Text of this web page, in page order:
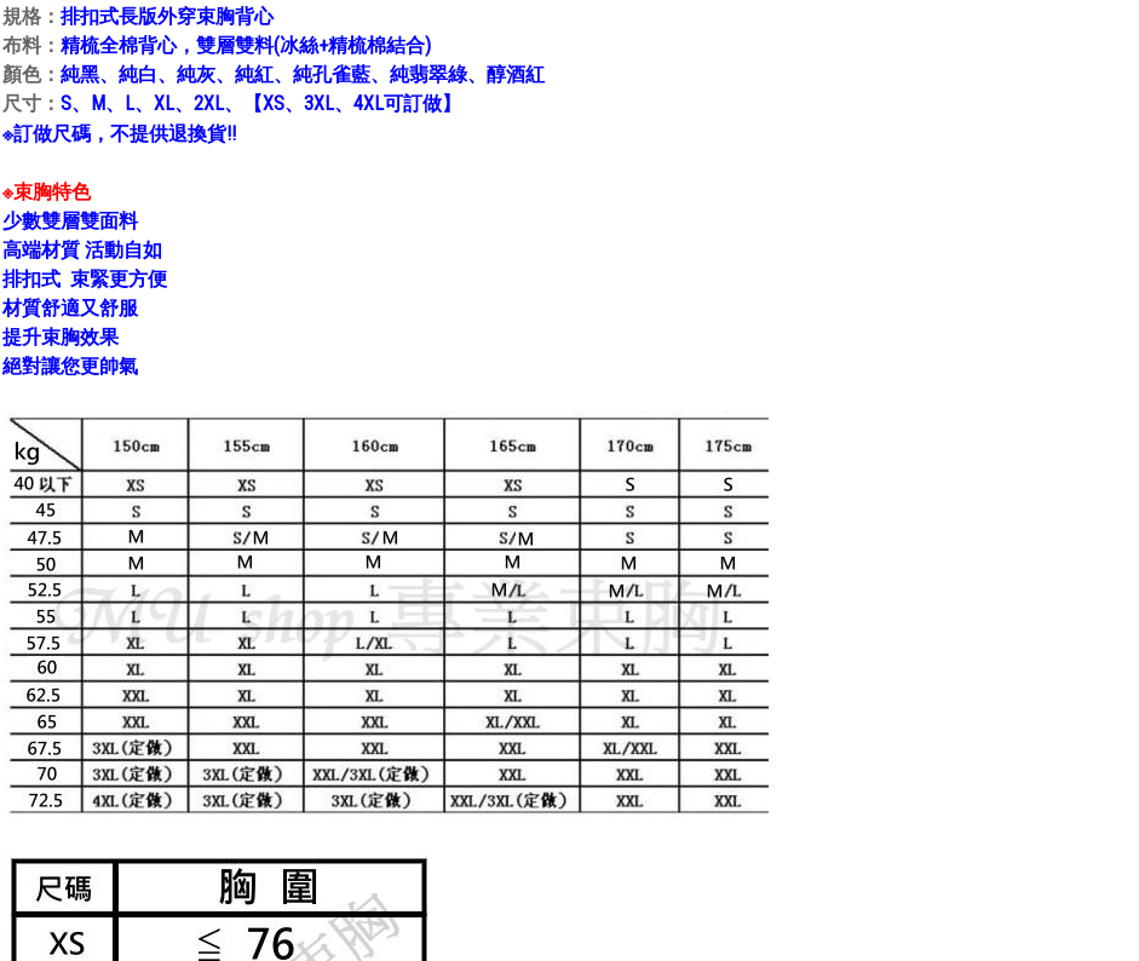
規格： 排扣式長版外穿束胸背心
布料： 精梳全棉背心，雙層雙料(冰絲+精梳棉結合)
顏色： 純黑、純白、純灰、純紅、純孔雀藍、純翡翠綠、醇酒紅
尺寸： S、M、L、XL、2XL、【XS、 3XL、4XL可訂做】
※訂做尺碼，不提供退換貨!!
※束胸特色
少數雙層雙面料
高端材質 活動自如
排扣式 束緊更方便
材質舒適又舒服
提升束胸效果
絕對讓您更帥氣